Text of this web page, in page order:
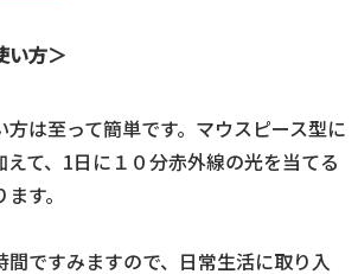
い方＞
は至って簡単です。マウスピース型に
て、1日に１０分赤外線の光を当てる
す。
ですみますので、日常生活に取り入